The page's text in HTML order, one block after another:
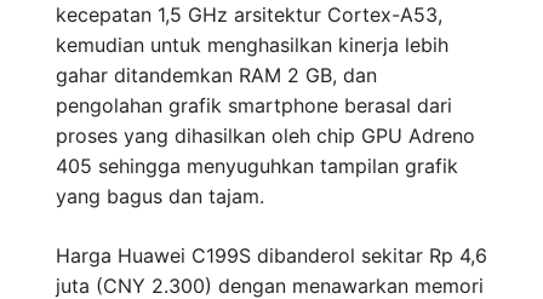
kecepatan 1,5 GHz arsitektur Cortex-A53,
kemudian untuk menghasilkan kinerja lebih
gahar ditandemkan RAM 2 GB, dan
pengolahan grafik smartphone berasal dari
proses yang dihasilkan oleh chip GPU Adreno
405 sehingga menyuguhkan tampilan grafik
yang bagus dan tajam.
Harga Huawei C199S dibanderol sekitar Rp 4,6
juta (CNY 2.300) dengan menawarkan memori